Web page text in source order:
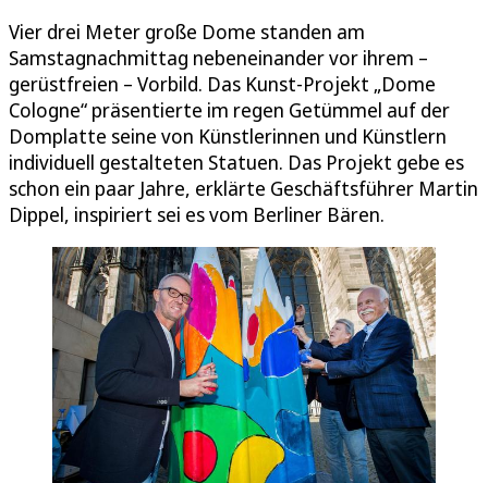
Vier drei Meter große Dome standen am
Samstagnachmittag nebeneinander vor ihrem –
gerüstfreien – Vorbild. Das Kunst-Projekt „Dome
Cologne“ präsentierte im regen Getümmel auf der
Domplatte seine von Künstlerinnen und Künstlern
individuell gestalteten Statuen. Das Projekt gebe es
schon ein paar Jahre, erklärte Geschäftsführer Martin
Dippel, inspiriert sei es vom Berliner Bären.